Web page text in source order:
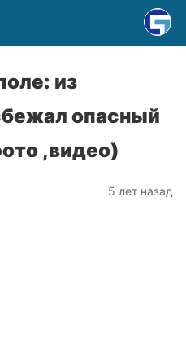
из
опасный
,видео)
5 лет назад